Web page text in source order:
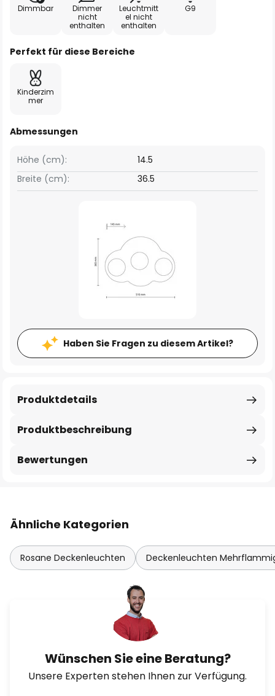
Dimmbar
Dimmer
nicht
enthalten
Leuchtmitt
el nicht
enthalten
G9
Perfekt für diese Bereiche
Kinderzim
mer
Abmessungen
Breite (cm): 36.5
Höhe (cm): 14.5
Haben Sie Fragen zu diesem Artikel?
Produktbeschreibung
Produktdetails
Bewertungen
Ähnliche Kategorien
Rosane Deckenleuchten Deckenleuchten
Wünschen Sie eine Beratung?
Unsere Experten stehen Ihnen zur Verfügung.